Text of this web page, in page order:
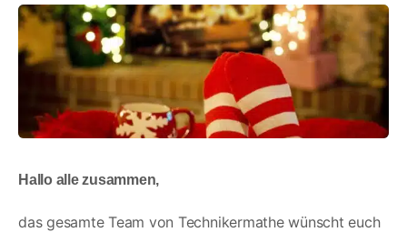
Hallo alle zusammen,
das gesamte Team von Technikermathe wünscht euch